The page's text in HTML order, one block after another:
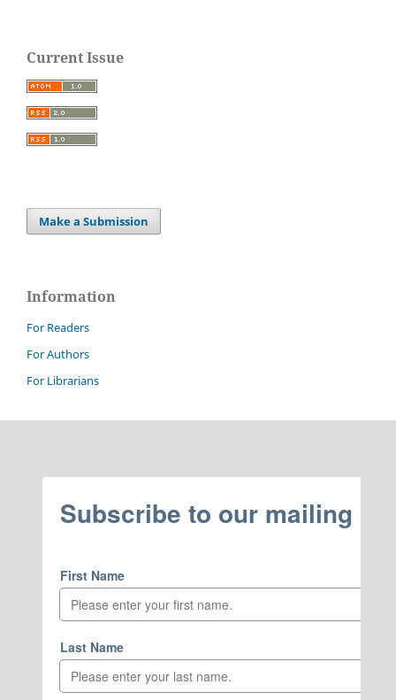
Current Issue
Make a Submission
Information
For Readers
For Authors
For Librarians